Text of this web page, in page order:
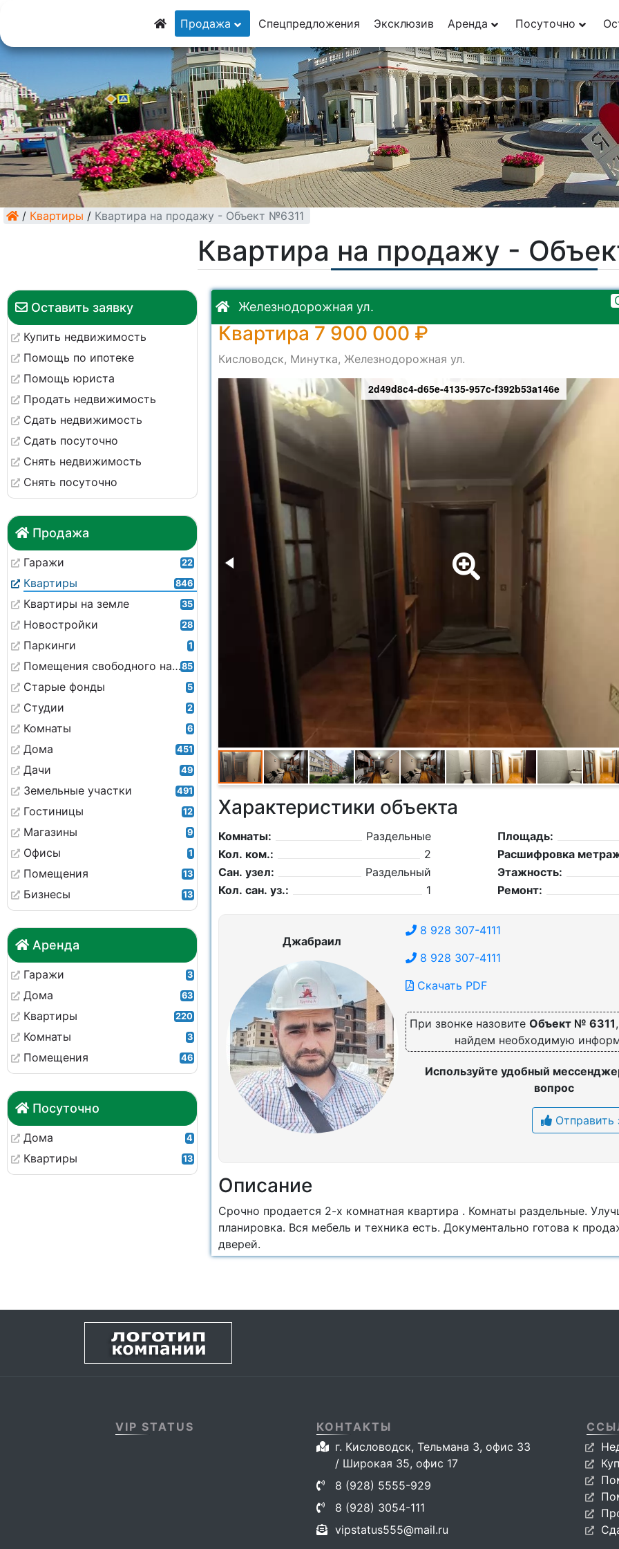
8 (928) 5555-929
8 (928) 3054-111
Продажа Спецпредложения Эксклюзив Аренда Посуточно
/ Квартиры / Квартира на продажу - Объект №6311
Квартира на продажу -
Оставить заявку
Купить недвижимость
Помощь по ипотеке
Помощь юриста
Продать недвижимость
Сдать недвижимость
Сдать посуточно
Снять недвижимость
Снять посуточно
Продажа
Гаражи 22
Квартиры 846
Квартиры на земле 35
Новостройки 28
Паркинги 1
Помещения свободного назначения85
Старые фонды 5
Студии 2
Комнаты 6
Дома 451
Дачи 49
Земельные участки 491
Гостиницы 12
Магазины 9
Офисы 1
Помещения 13
Бизнесы 13
Аренда
Гаражи 3
Дома 63
Квартиры 220
Комнаты 3
Помещения 46
Посуточно
Дома 4
Квартиры 13
Железнодорожная ул.
Квартира 7 900 000 ₽
Кисловодск, Минутка, Железнодорожная ул.
2d49d8c4-d65e-4135-957c-f392b53a146e
Характеристики объекта
Комнаты:
Раздельные
Кол. ком.:
2
Сан. узел:
Раздельный
Кол. сан. уз.:
1
Площадь:
Расшифровка
Этажность:
Ремонт:
Джабраил
8 928 307-4111
8 928 307-4111
Скачать PDF
При звонке назовите Объект № 6311
найдем необходимую
Используйте удобный
вопрос
Отправить
Описание
Срочно продается 2-х комнатная квартира . Комнаты раздельные.
планировка. Вся мебель и техника есть. Документально готова к
дверей.
VIP STATUS
КОНТАКТЫ
г. Кисловодск, Тельмана 3, офис 33
/ Широкая 35, офис 17
8 (928) 5555-929
8 (928) 3054-111
vipstatus555@mail.ru